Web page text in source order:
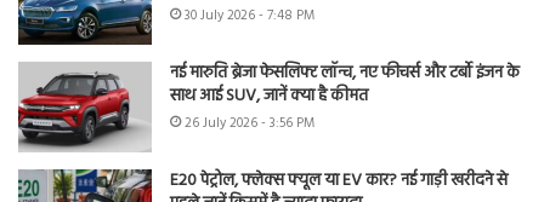
30 July 2026 - 7:48 PM
नई मारुति ब्रेजा फेसलिफ्ट लॉन्च, नए फीचर्स और टर्बो इंजन के
साथ आई SUV, जानें क्या है कीमत
26 July 2026 - 3:56 PM
E20 पेट्रोल, फ्लेक्स फ्यूल या EV कार? नई गाड़ी खरीदने से